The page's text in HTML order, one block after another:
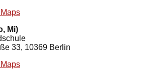
Mi)
33, 10369 Berlin